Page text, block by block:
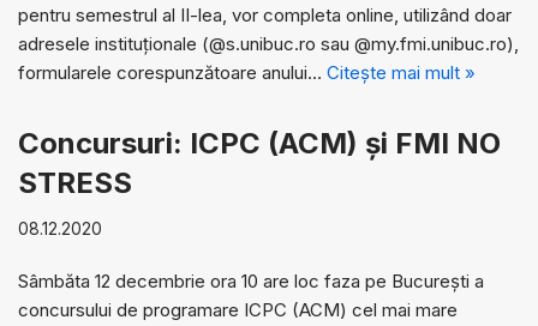
pentru semestrul al II-lea, vor completa online, utilizând doar
adresele instituţionale (@s.unibuc.ro sau @my.fmi.unibuc.ro),
formularele corespunzătoare anului… Citește mai mult »
Concursuri: ICPC (ACM) și FMI NO
STRESS
08.12.2020
Sâmbăta 12 decembrie ora 10 are loc faza pe București a
concursului de programare ICPC (ACM) cel mai mare